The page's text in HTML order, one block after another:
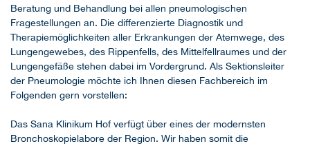
Beratung und Behandlung bei allen pneumologischen
Fragestellungen an. Die differenzierte Diagnostik und
Therapiemöglichkeiten aller Erkrankungen der Atemwege, des
Lungengewebes, des Rippenfells, des Mittelfellraumes und der
Lungengefäße stehen dabei im Vordergrund. Als Sektionsleiter
der Pneumologie möchte ich Ihnen diesen Fachbereich im
Folgenden gern vorstellen:
Das Sana Klinikum Hof verfügt über eines der modernsten
Bronchoskopielabore der Region. Wir haben somit die